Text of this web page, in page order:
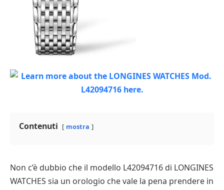
Contenuti mostra
Non c’è dubbio che il modello L42094716 di LONGINES
WATCHES sia un orologio che vale la pena prendere in